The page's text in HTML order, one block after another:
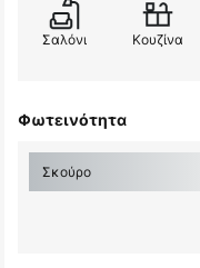
Σαλόνι Κουζίνα
Φωτεινότητα
Σκούρο